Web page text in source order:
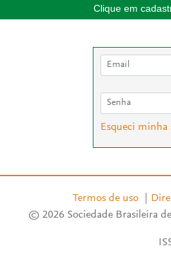
Clique em
Esqueci minha
Termos de uso
© 2026 Sociedade Brasileira